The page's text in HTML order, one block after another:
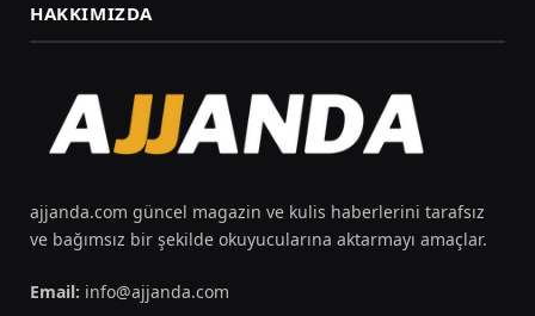
HAKKIMIZDA
ajjanda.com güncel magazin ve kulis haberlerini tarafsız
ve bağımsız bir şekilde okuyucularına aktarmayı amaçlar.
Email: info@ajjanda.com